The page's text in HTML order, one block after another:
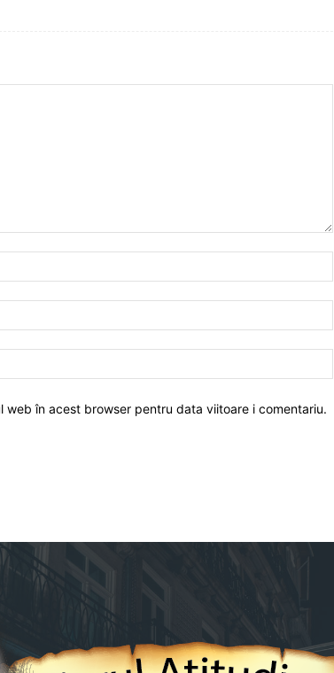
web în acest browser pentru data viitoare i comentariu.